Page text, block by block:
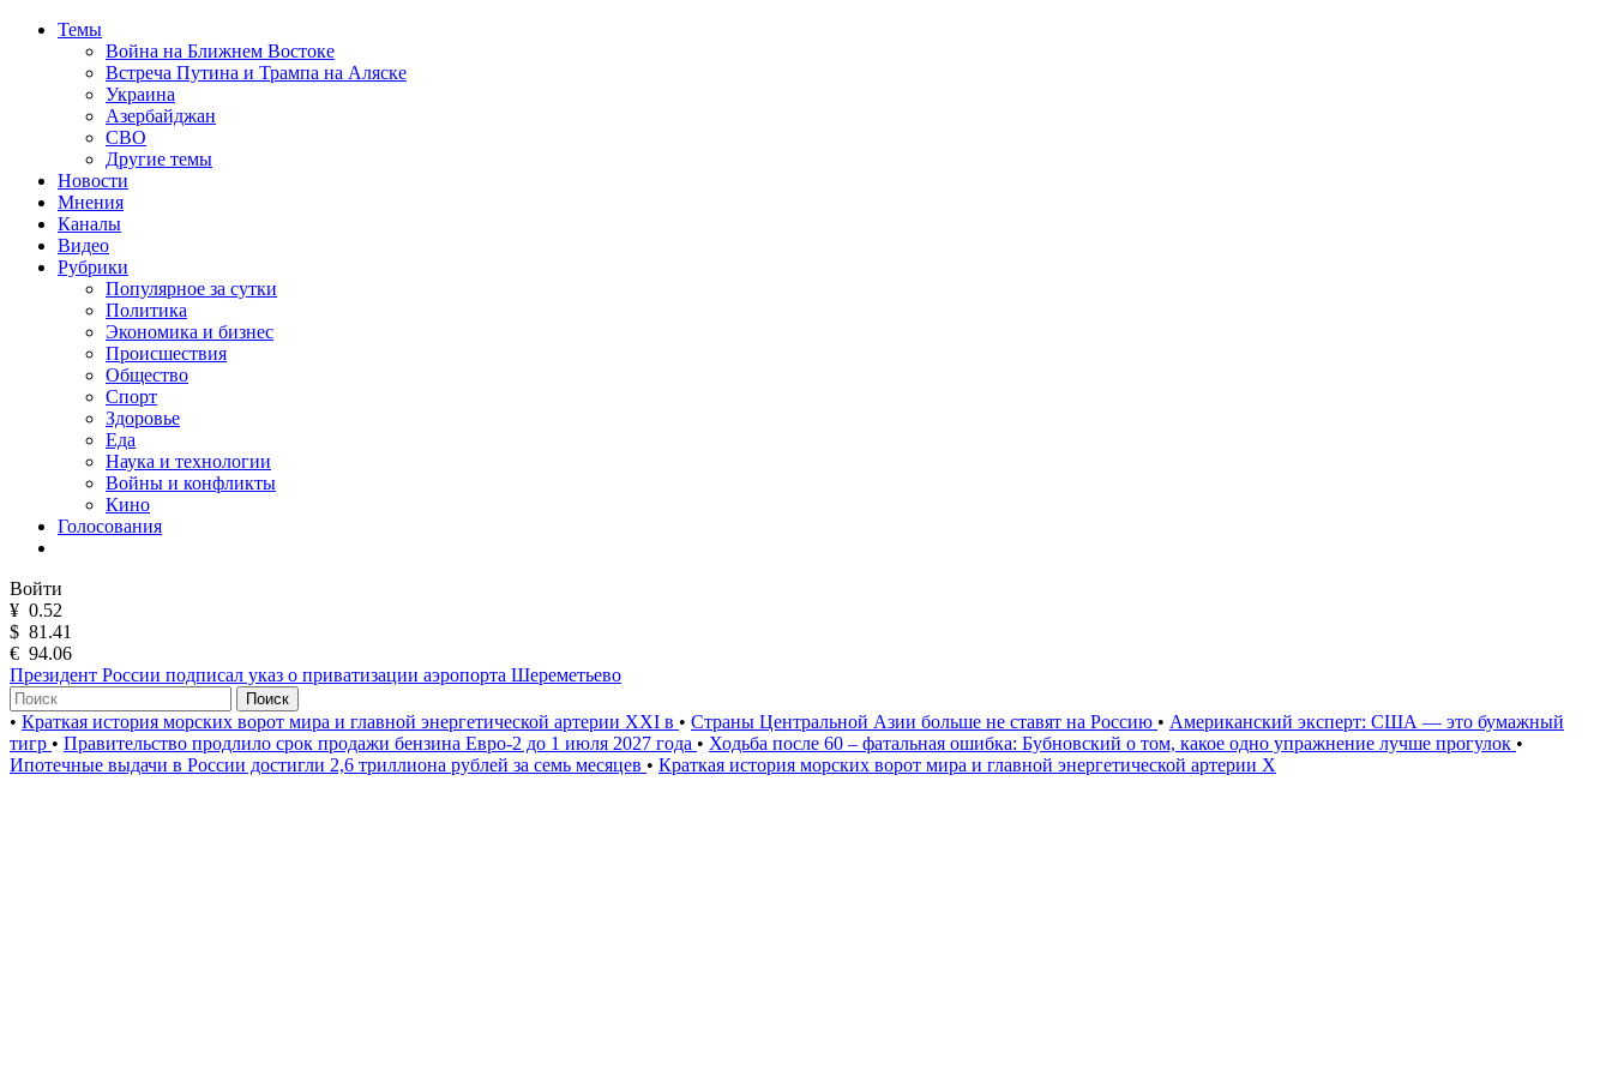
Темы
Война на Ближнем Востоке
Встреча Путина и Трампа на Аляске
Украина
Азербайджан
СВО
Другие темы
Новости
Мнения
Каналы
Видео
Рубрики
Популярное за сутки
Политика
Экономика и бизнес
Происшествия
Общество
Спорт
Здоровье
Еда
Наука и технологии
Войны и конфликты
Кино
Голосования
Войти
¥ 0.52
$ 81.41
€ 94.06
Президент России подписал указ о приватизации аэропорта Шереметьево
Поиск
• Краткая история морских ворот мира и главной энергетической артерии XXI в • Страны Центральной Азии больше не ставят на Россию • Американский эксперт: США — это бумажный
тигр • Правительство продлило срок продажи бензина Евро-2 до 1 июля 2027 года • Ходьба после 60 – фатальная ошибка: Бубновский о том, какое одно упражнение лучше прогулок •
Ипотечные выдачи в России достигли 2,6 триллиона рублей за семь месяцев • Краткая история морских ворот мира и главной энергетической артерии X